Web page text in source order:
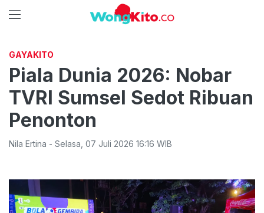
GAYAKITO
Piala Dunia 2026: Nobar
TVRI Sumsel Sedot Ribuan
Penonton
Nila Ertina - Selasa 07 Juli 2026 16:16 WIB